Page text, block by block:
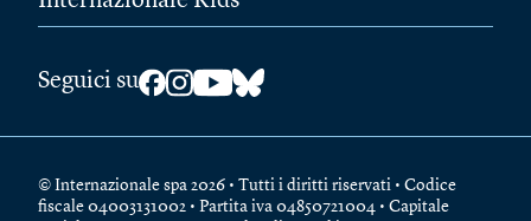
Seguici su
© Internazionale spa 2026 • Tutti i diritti riservati • Codice
fiscale 04003131002 • Partita iva 04850721004 • Capitale